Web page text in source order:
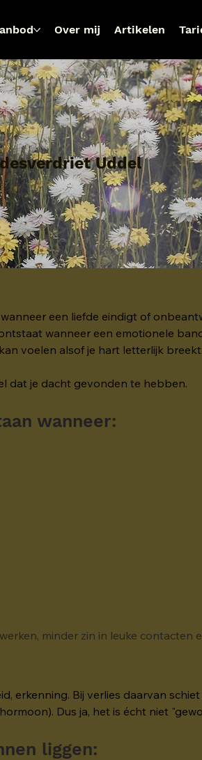
Over mij Artikelen
Uddel
een liefde eindigt of
wanneer een emotionele
voelen alsof je hart letterlijk breekt.
dat je dacht gevonden te hebben.
wanneer:
minder zin in leuke contacten
erkenning. Bij verlies daarvan
Dus ja, het is écht niet
liggen: